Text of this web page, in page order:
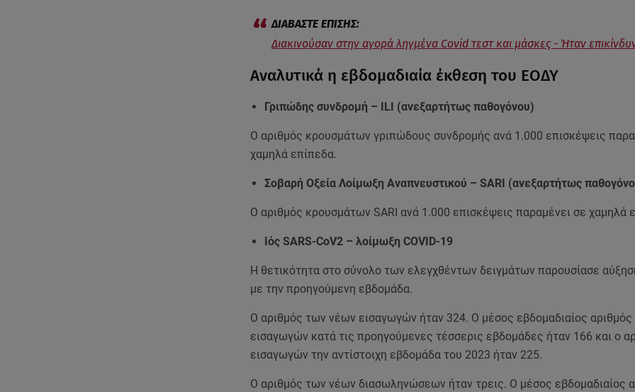
Διακινούσαν στην αγορά ληγμένα Covid τεστ και μάσκες - Ήταν
Αναλυτικά η εβδομαδιαία έκθεση του ΕΟΔΥ
Γριπώδης συνδρομή – ILI (ανεξαρτήτως παθογόνου)
Ο αριθμός κρουσμάτων γριπώδους συνδρομής ανά 1.000 επισκέψεις
χαμηλά επίπεδα.
Σοβαρή Οξεία Λοίμωξη Αναπνευστικού – SARI (ανεξαρτήτως
Ο αριθμός κρουσμάτων SARI ανά 1.000 επισκέψεις παραμένει σε χαμηλά
Ιός SARS-CoV2 – λοίμωξη COVID-19
Η θετικότητα στο σύνολο των ελεγχθέντων δειγμάτων παρουσίασε
με την προηγούμενη εβδομάδα.
Ο αριθμός των νέων εισαγωγών ήταν 324. Ο μέσος εβδομαδιαίος
εισαγωγών κατά τις προηγούμενες τέσσερις εβδομάδες ήταν 166 και ο
εισαγωγών την αντίστοιχη εβδομάδα του 2023 ήταν 225.
Ο αριθμός των νέων διασωληνώσεων ήταν τρεις. Ο μέσος εβδομαδιαίος